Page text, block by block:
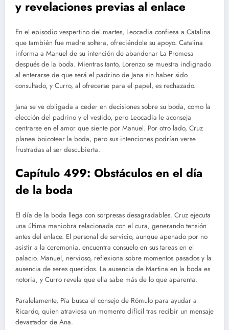
y revelaciones previas al enlace
En el episodio vespertino del martes, Leocadia confiesa a Catalina
que también fue madre soltera, ofreciéndole su apoyo. Catalina
informa a Manuel de su intención de abandonar La Promesa
después de la boda. Mientras tanto, Lorenzo se muestra indignado
al enterarse de que será el padrino de Jana sin haber sido
consultado, y Curro, al ofrecerse para el papel, es rechazado.
Jana se ve obligada a ceder en decisiones sobre su boda, como la
elección del padrino y el vestido, pero Leocadia le aconseja
centrarse en el amor que siente por Manuel. Por otro lado, Cruz
planea boicotear la boda, pero sus intenciones podrían verse
frustradas al ser descubierta.
Capítulo 499: Obstáculos en el día
de la boda
El día de la boda llega con sorpresas desagradables. Cruz ejecuta
una última maniobra relacionada con el cura, generando tensión
antes del enlace. El personal de servicio, aunque apenado por no
asistir a la ceremonia, encuentra consuelo en sus tareas en el
palacio. Manuel, nervioso, reflexiona sobre momentos pasados y la
ausencia de seres queridos. La ausencia de Martina en la boda es
notoria, y Curro revela que ella sabe más de lo que aparenta.
Paralelamente, Pía busca el consejo de Rómulo para ayudar a
Ricardo, quien atraviesa un momento difícil tras recibir un mensaje
devastador de Ana.